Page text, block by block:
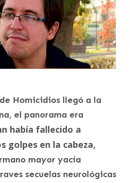
Homicidios llegó a la
el panorama era
había fallecido a
golpes en la cabeza,
mayor yacía
secuelas neurológicas